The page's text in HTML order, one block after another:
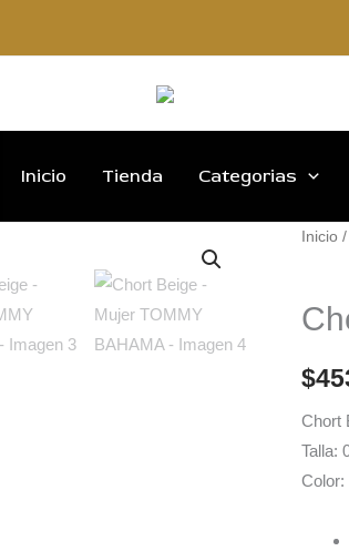
Inicio Tienda Categorias
Inicio /
$
Chort
Talla:
Color: